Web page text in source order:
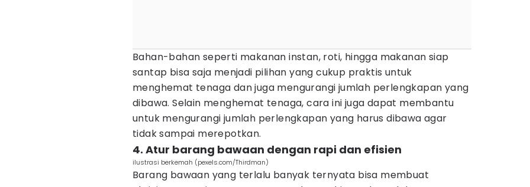
Bahan-bahan seperti makanan instan, roti, hingga makanan siap
santap bisa saja menjadi pilihan yang cukup praktis untuk
menghemat tenaga dan juga mengurangi jumlah perlengkapan yang
dibawa. Selain menghemat tenaga, cara ini juga dapat membantu
untuk mengurangi jumlah perlengkapan yang harus dibawa agar
tidak sampai merepotkan.
4. Atur barang bawaan dengan rapi dan efisien
ilustrasi berkemah (pexels.com/Thirdman)
Barang bawaan yang terlalu banyak ternyata bisa membuat